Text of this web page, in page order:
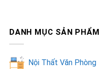
DANH MỤC SẢN PHẨM
Nội Thất Văn Phòng